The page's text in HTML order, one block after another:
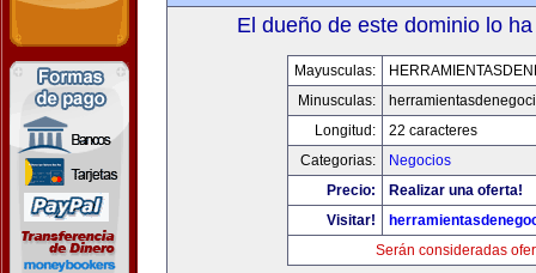
El dueño de este dominio lo
Mayusculas:
Minusculas:
Longitud:
22 caracteres
Categorias:
Negocios
Precio:
Realizar una oferta!
Visitar!
Serán consideradas